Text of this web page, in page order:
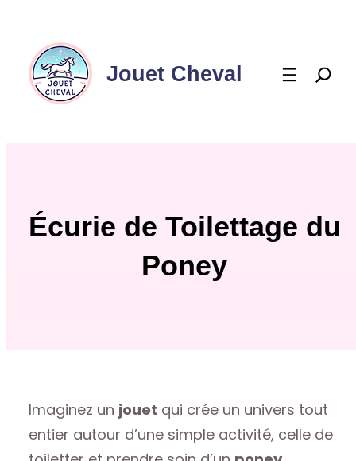
contenu
Jouet Cheval
Écurie de Toilettage du
Poney
Imaginez un jouet qui crée un univers tout
entier autour d’une simple activité, celle de